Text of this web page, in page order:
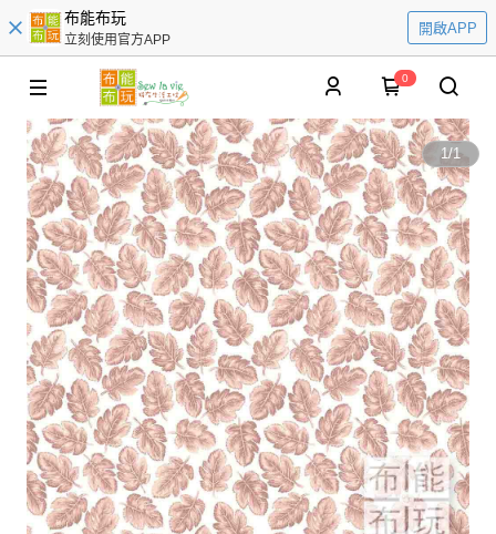
布能布玩
立刻使用官方APP
開啟APP
0
1/1